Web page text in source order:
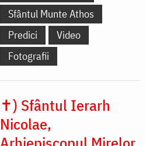
Sfântul Munte Athos
Predici
Video
Fotografii
✝) Sfântul Ierarh
Nicolae,